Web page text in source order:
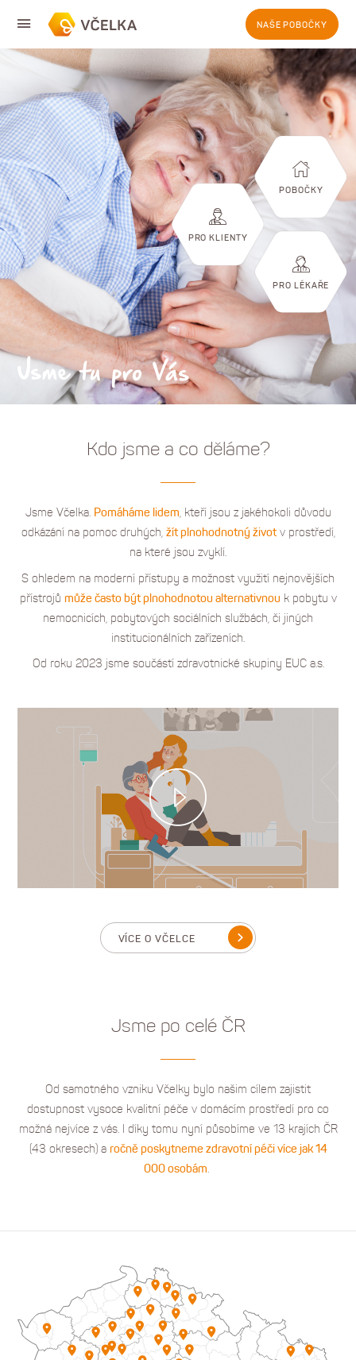
NAŠE POBOČKY
PRO KLIENTY
POBOČKY
PRO LÉKAŘE
Kdo jsme a co děláme?
Jsme Včelka. Pomáháme lidem, kteří jsou z jakéhokoli důvodu
odkázání na pomoc druhých, žít plnohodnotný životv prostředí,
na které jsou zvyklí.
S ohledem na moderní přístupy a možnost využití nejnovějších
přístrojů může často být plnohodnotou alternativnou k pobytu v
nemocnicích, pobytových sociálních službách, či jiných
institucionálních zařízeních.
Od roku 2023 jsme součástí zdravotnické skupiny EUC a.s.
VÍCE O VČELCE
Jsme po celé ČR
Od samotného vzniku Včelky bylo našim cílem zajistit
dostupnost vysoce kvalitní péče v domácím prostředí pro co
možná nejvíce z vás. I díky tomu nyní působíme ve 13 krajích ČR
(43 okresech) a ročně poskytneme zdravotní péči více jak 14
000 osobám.